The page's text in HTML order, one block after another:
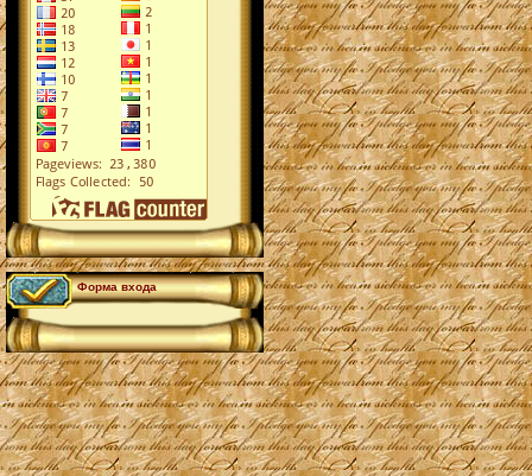
Форма входа